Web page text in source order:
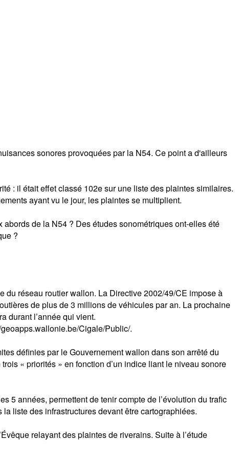
sonores provoquées par la N54. Ce point a d'ailleurs
: il était effet classé 102e sur une liste des plaintes similaires.
ayant vu le jour, les plaintes se multiplient.
de la N54 ? Des études sonométriques ont-elles été
?
du réseau routier wallon. La Directive 2002/49/CE impose à
de plus de 3 millions de véhicules par an. La prochaine
durant l’année qui vient.
Cigale/Public/.
définies par le Gouvernement wallon dans son arrêté du
« priorités » en fonction d’un indice liant le niveau sonore
5 années, permettent de tenir compte de l’évolution du trafic
liste des infrastructures devant être cartographiées.
relayant des plaintes de riverains. Suite à l’étude